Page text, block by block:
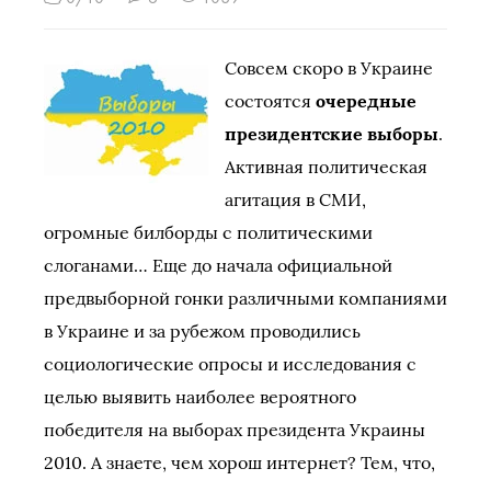
Совсем скоро в Украине
состоятся очередные
президентские выборы.
Активная политическая
агитация в СМИ,
огромные билборды с политическими
слоганами… Еще до начала официальной
предвыборной гонки различными компаниями
в Украине и за рубежом проводились
социологические опросы и исследования с
целью выявить наиболее вероятного
победителя на выборах президента Украины
2010. А знаете, чем хорош интернет? Тем, что,